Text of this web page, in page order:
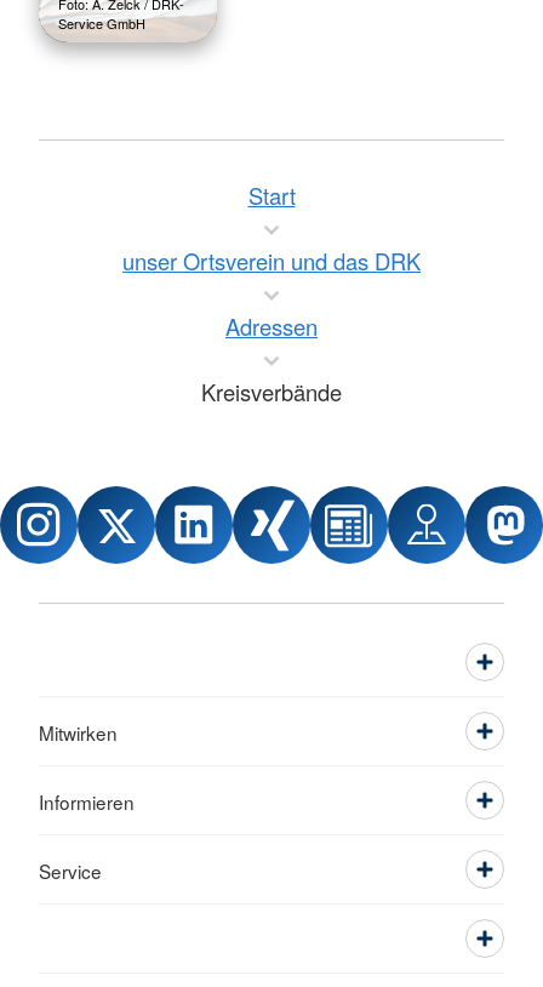
Service GmbH
Start
unser Ortsverein und das DRK
Adressen
Kreisverbände
Mitwirken
Informieren
Service